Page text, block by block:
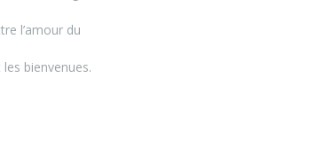
l’amour du
bienvenues.